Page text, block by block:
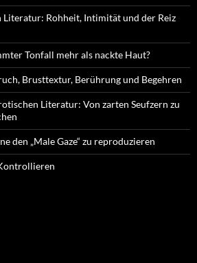
Rohheit, Intimität und der Reiz
Tonfall mehr als nackte Haut?
Brusttextur, Berührung und Begehren
Literatur: Von zarten Seufzern zu
den „Male Gaze“ zu reproduzieren